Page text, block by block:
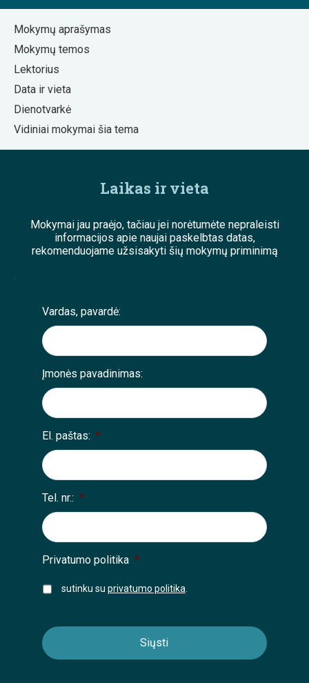
Mokymų aprašymas
Mokymų temos
Lektorius
Data ir vieta
Dienotvarkė
Vidiniai mokymai šia tema
Laikas ir vieta
Mokymai jau praėjo, tačiau jei norėtumėte nepraleisti
informacijos apie naujai paskelbtas datas,
rekomenduojame užsisakyti šių mokymų priminimą
;
Vardas, pavardė:
Įmonės pavadinimas:
El. paštas: *
Tel. nr.: *
Privatumo politika *
sutinku su privatumo politika